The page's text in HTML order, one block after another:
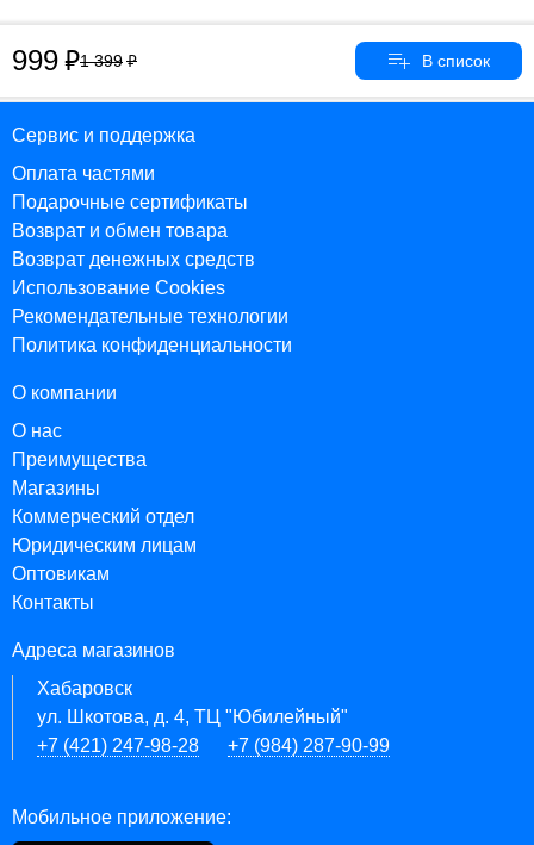
999 1 399
Сервис и поддержка
Оплата частями
Подарочные сертификаты
Возврат и обмен товара
Возврат денежных средств
Использование Cookies
Рекомендательные технологии
Политика конфиденциальности
О компании
О нас
Преимущества
Магазины
Коммерческий отдел
Юридическим лицам
Оптовикам
Контакты
Адреса магазинов
Хабаровск
ул. Шкотова, д. 4, ТЦ "Юбилейный"
+7 (421) 247-98-28
+7 (984) 287-90-99
Мобильное приложение: